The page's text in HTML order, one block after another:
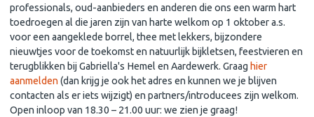
professionals, oud-aanbieders en anderen die ons een warm hart
toedroegen al die jaren zijn van harte welkom op 1 oktober a.s.
voor een aangeklede borrel, thee met lekkers, bijzondere
nieuwtjes voor de toekomst en natuurlijk bijkletsen, feestvieren en
terugblikken bij Gabriella's Hemel en Aardewerk. Graag hier
aanmelden (dan krijg je ook het adres en kunnen we je blijven
contacten als er iets wijzigt) en partners/introducees zijn welkom.
Open inloop van 18.30 – 21.00 uur: we zien je graag!